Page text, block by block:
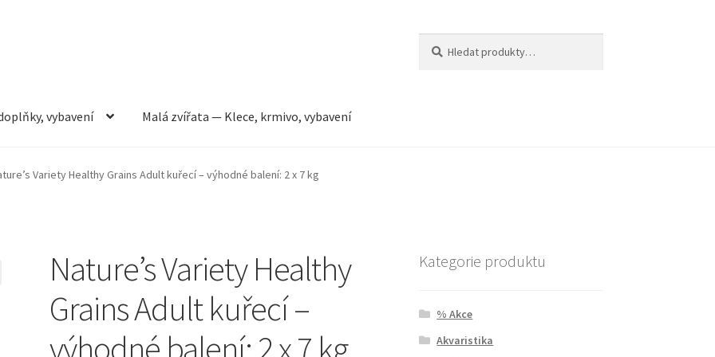
vybavení Malá zvířata — Klece, krmivo, vybavení
vybavení Můj účet Obchod Pokladna Vše pro kočky
Variety Healthy Grains Adult kuřecí – výhodné balení: 2 x 7 kg
Nature’s Variety Healthy
Grains Adult kuřecí –
výhodné balení: 2 x 7 kg
Kategorie produktu
% Akce
Akvaristika